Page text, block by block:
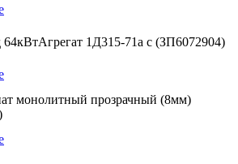
1Д315-71а с (ЗП6072904)
монолитный прозрачный (8мм)